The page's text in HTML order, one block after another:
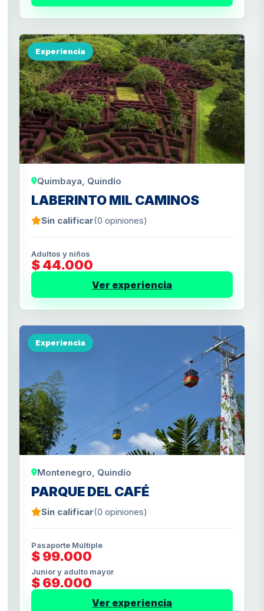
Experiencia
Quimbaya, Quindío
LABERINTO MIL CAMINOS
Sin calificar(0 opiniones)
Adultos y niños
$ 44.000
Ver experiencia
Experiencia
Montenegro, Quindío
PARQUE DEL CAFÉ
Sin calificar(0 opiniones)
Pasaporte Múltiple
$ 99.000
Junior y adulto mayor
$ 69.000
Ver experiencia